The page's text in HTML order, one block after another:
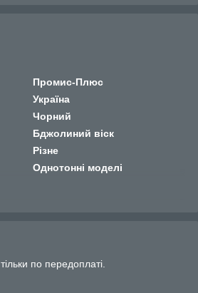
Промис-Плюс
Україна
Чорний
Бджолиний віск
Різне
Однотонні моделі
по передоплаті.